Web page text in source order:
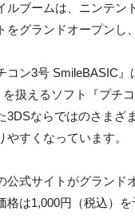
ルブームは、ニンテン
をグランドオープンし
コン3号 SmileBASIC
を扱えるソフト『プチ
3DSならではのさまざ
やすくなっています。
公式サイトがグランド
格は1,000円（税込）を